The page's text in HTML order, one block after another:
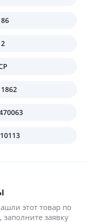
этот товар по
заявку